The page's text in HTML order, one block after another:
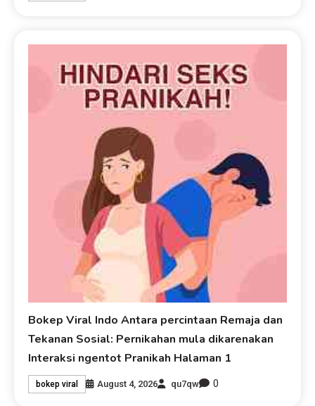
Bokep Viral Indo Antara percintaan Remaja dan
Tekanan Sosial: Pernikahan mula dikarenakan
Interaksi ngentot Pranikah Halaman 1
bokep viral August 4, 2026 qu7qw 0